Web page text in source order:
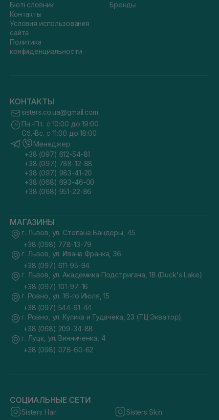
Бюті словник
Контакты
Условия использования
сайта
Политика
конфиденциальности
Бренды
КОНТАКТЫ
sisters.co.ua@gmail.com
Пн.-Пт. с 10:00 до 19:00
Сб.-Вс. с 11:00 до 18:00
Менеджер
+38 (097) 612-54-81
+38 (097) 788-12-88
+38 (097) 983-41-20
+38 (068) 693-46-00
+38 (068) 951-22-86
МАГАЗИНЫ
г. Львов, ул. Степана Бандеры, 45
+38 (098) 778-13-79
г. Львов, ул. Ивана Франка, 36
+38 (097) 611-95-94
г. Львов, ул. Академика Подстригача, 1В (Duck's Lake)
+38 (097) 101-97-16
г. Ровно, ул. 16-го Июля, 15
+38 (097) 544-61-44
г. Ровно, ул. Кулика и Гудачека, 23 (ТЦ Экватор)
+38 (068) 209-34-88
г. Луцк, ул. Винниченка, 4
+38 (098) 076-60-62
СОЦИАЛЬНЫЕ СЕТИ
Sisters Hair Sisters Skin